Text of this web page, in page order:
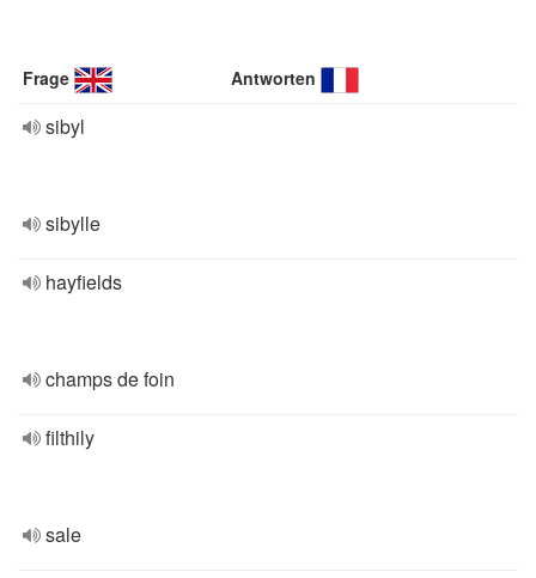
Frage Antworten
sibyl
sibylle
hayfields
champs de foin
filthily
sale